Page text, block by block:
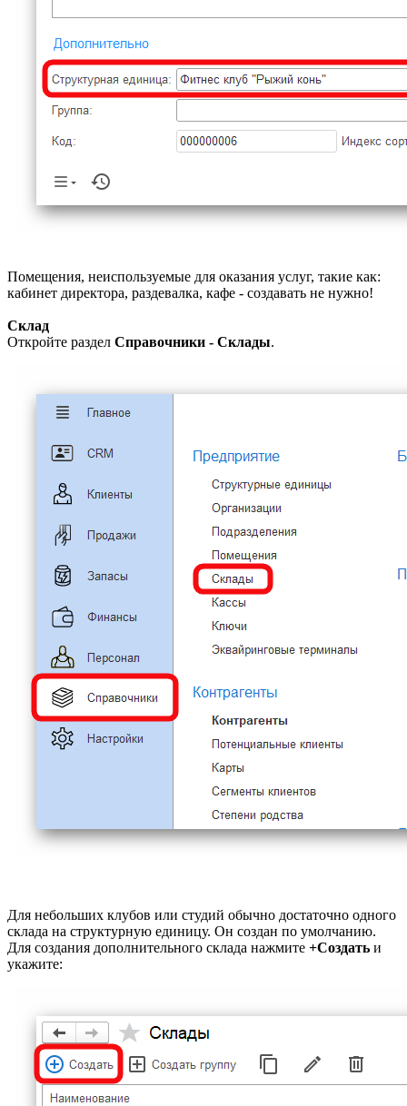
Помещения, неиспользуемые для оказания услуг, такие как:
кабинет директора, раздевалка, кафе - создавать не нужно!
Склад
Откройте раздел Справочники - Склады.
Для небольших клубов или студий обычно достаточно одного
склада на структурную единицу. Он создан по умолчанию.
Для создания дополнительного склада нажмите +Создать и
укажите: